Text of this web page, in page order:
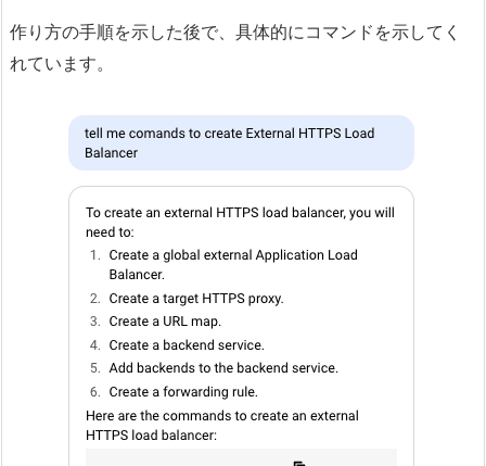
作り方の手順を示した後で、具体的にコマンドを示してく
れています。